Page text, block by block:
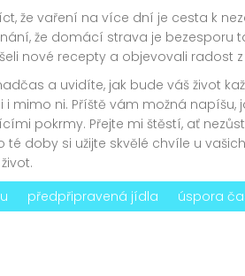
že vaření na více dní je cesta k
že domácí strava je bezesporu
nové recepty a objevovali radost
a uvidíte, jak bude váš život
i mimo ni. Příště vám možná napíšu,
pokrmy. Přejte mi štěstí, ať
doby si užijte skvělé chvíle u
předpřipravená jídla úspora